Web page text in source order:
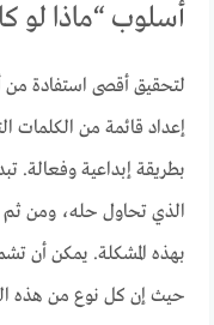
أسلوب “ماذا لو
لتحقيق أقصى استفادة
إعداد قائمة من الكلمات
بطريقة إبداعية وفعالة.
الذي تحاول حله، ومن
بهذه المشكلة. يمكن أن
حيث إن كل نوع من هذه